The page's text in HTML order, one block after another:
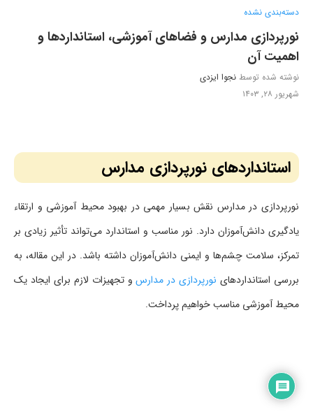
دسته‌بندی نشده
نورپردازی مدارس و فضاهای آموزشی، استانداردها و
اهمیت آن
نوشته شده توسط نجوا ایزدی
شهریور ۲۸, ۱۴۰۳
استانداردهای نورپردازی مدارس
نورپردازی در مدارس نقش بسیار مهمی در بهبود محیط آموزشی و ارتقاء
یادگیری دانش‌آموزان دارد. نور مناسب و استاندارد می‌تواند تأثیر زیادی بر
تمرکز، سلامت چشم‌ها و ایمنی دانش‌آموزان داشته باشد. در این مقاله، به
بررسی استانداردهای نورپردازی در مدارسو تجهیزات لازم برای ایجاد یک
محیط آموزشی مناسب خواهیم پرداخت.